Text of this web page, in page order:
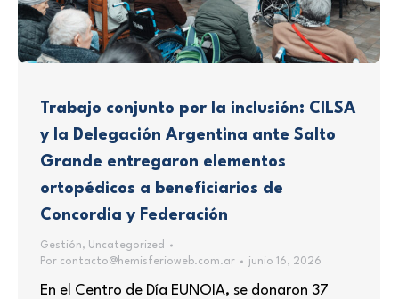
Trabajo conjunto por la inclusión: CILSA
y la Delegación Argentina ante Salto
Grande entregaron elementos
ortopédicos a beneficiarios de
Concordia y Federación
Gestión, Uncategorized
Por contacto@hemisferioweb.com.ar junio 16, 2026
En el Centro de Día EUNOIA, se donaron 37